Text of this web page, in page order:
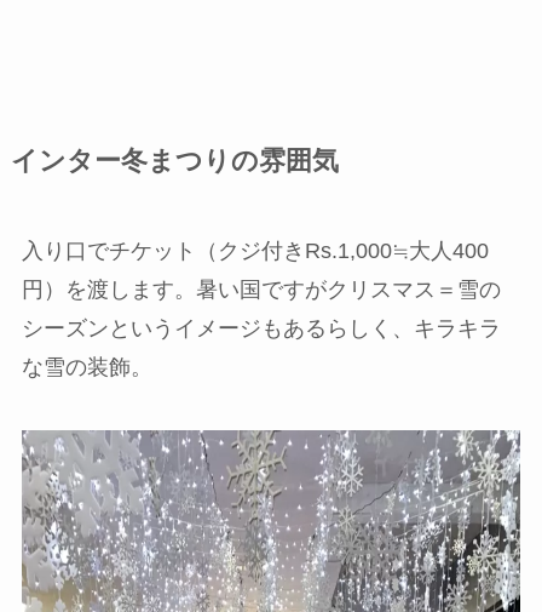
インター冬まつりの雰囲気
入り口でチケット（クジ付きRs.1,000≒大人400
円）を渡します。暑い国ですがクリスマス＝雪の
シーズンというイメージもあるらしく、キラキラ
な雪の装飾。